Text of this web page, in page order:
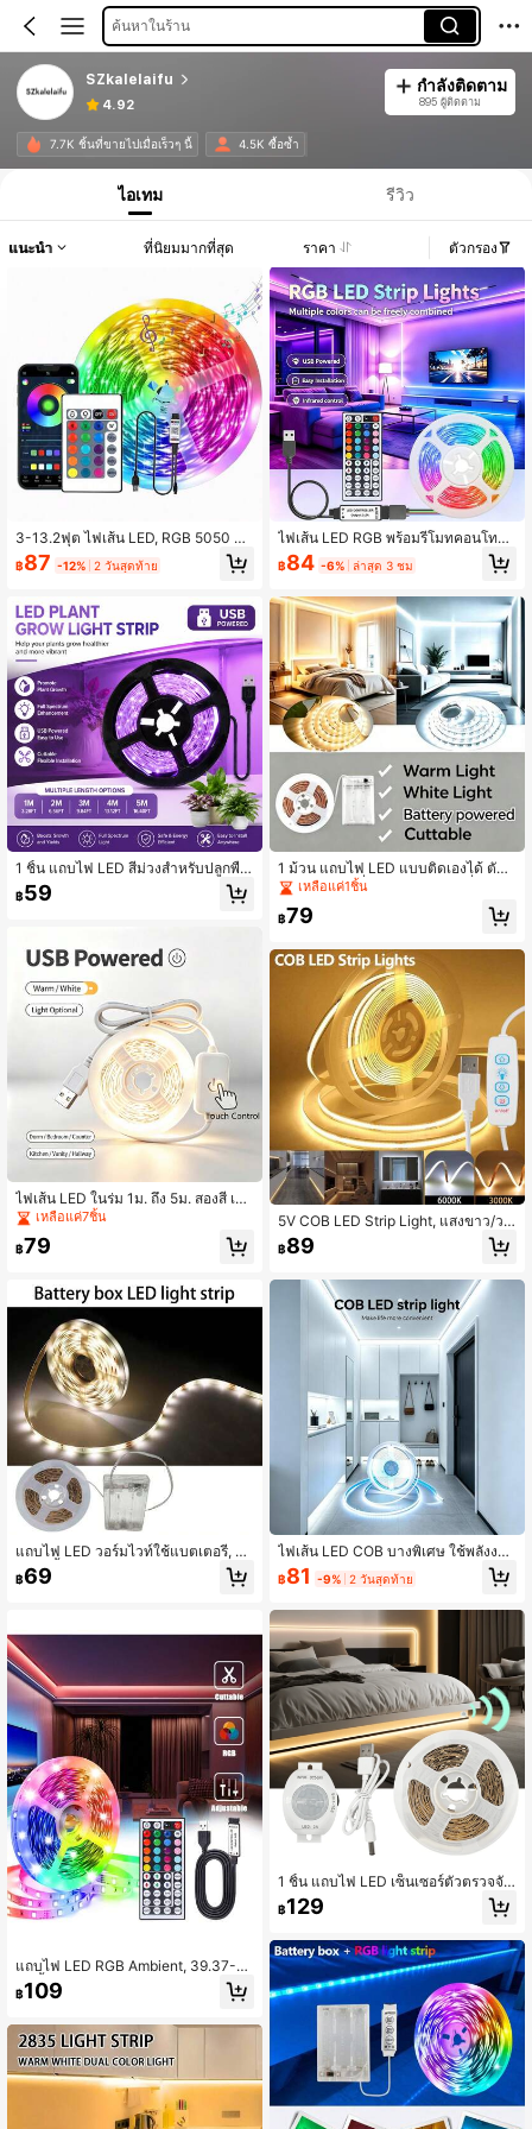
ค้นหาในร้าน
SZkalelaifu
4.92
กำลังติดตาม
895 ผู้ติดตาม
7.7K ชิ้นที่ขายไปเมื่อเร็วๆ นี้ 4.5K ซื้อซ้ำ
ไอเทม รีวิว
แนะนำ ที่นิยมมากที่สุด ราคา ตัวกรอง
3-13.2ฟุต ไฟเส้น LED, RGB 5050 S
mart APP & IR 24-Key Controller, ไ
ฟซิงค์เพลง, ตกแต่งห้องนั่งเล่น, ห้องนอ
htlight
฿87 -12% 2 วันสุดท้าย
1 ชิ้น แถบไฟ LED สีม่วงสำหรับปลูกพืช,
ใช้พลังงาน USB, เหมาะสำหรับพืชอวบ
น้ำ, ดอกไม้ในร่ม, ต้นกล้าในเรือนกระจก
฿59
ไฟเส้น LED ในร่ม 1ม. ถึง 5ม. สองสี เย็น
และอุ่น ใช้พลังงาน USB ควบคุมด้วยปุ่
มสัมผัส เหมาะสำหรับห้องนอน กระจก ค
รัว ผนังทีวี โต๊ะ และบรรยากาศวันหยุด
เหลือแค่7ชิ้น
฿79
แถบไฟ LED วอร์มไวท์ใช้แบตเตอรี่, 5V
ไม่กันน้ำ, เหมาะสำหรับห้องครัว, ฉากห
ลังทีวี, ตู้เสื้อผ้า, ตู้, ของตกแต่งบ้าน (ไม่
฿69
แถบไฟ LED RGB Ambient, 39.37-11
81 นิ้ว, รุ่น USB, รีโมทคอนโทรล 44 ปุ่
ม, แผ่นรองกาวในตัว, เหมาะสำหรับห้อ
฿109
ไฟเส้น LED RGB พร้อมรีโมทคอนโทรล
44 ปุ่ม ใช้พลังงาน USB ติดเองได้ & ตั
ดได้ ติดตั้งง่าย เหมาะสำหรับห้องนอน
แต่งวันหยุด
฿84 -6% ล่าสุด 3 ชม
1 ม้วน แถบไฟ LED แบบติดเองได้ ตัดไ
ด้ ใช้แบตเตอรี่ (ไม่รวมแบตเตอรี่) สีขา
วอุ่น/สีขาวเย็น เหมาะสำหรับไฟหลังทีวี
ข้างเตียง ทางเข้า โต๊ะเครื่องแป้ง ตู้ ตก
งนั่งเล่น
เหลือแค่1ชิ้น
฿79
5V COB LED Strip Light, แสงขาว/วอ
ร์มไลท์, ใช้พลังงาน USB, 1ม.-5ม. (3.2
8ฟุต-16.4ฟุต), สวิตช์ 3 ปุ่ม, หรี่แสงได้,
แรงดันต่ำ, เหมาะสำหรับห้องนอน, ตู้เสื้
อผ้า, ห้องอ่านหนังสือ, ทางเดิน, บันได แ
฿89
ไฟเส้น LED COB บางพิเศษ ใช้พลังงาน
USB พร้อมปุ่มกด มีกาวในตัว ยืดหยุ่นแ
ละตัดได้ เหมาะสำหรับตู้ ตกแต่งบ้าน ไ
฿81 -9% 2 วันสุดท้าย
1 ชิ้น แถบไฟ LED เซ็นเซอร์ตัวตรวจจับ
ความร้อนของร่างกายมนุษย์แบบเต่า 5
V สีขาวอุ่น/สีขาวเย็น สามารถติดตั้งแล
บเต่า เหมาะสำหรับข้างเตียง บันได ตู้เสื้
อผ้า และอื่นๆ
฿129